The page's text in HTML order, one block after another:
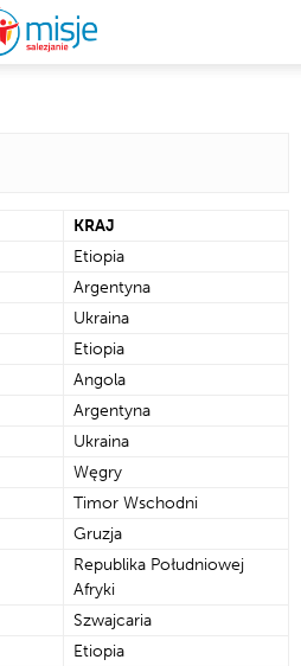
KRAJ
Etiopia
Argentyna
Ukraina
Etiopia
Angola
Argentyna
Ukraina
Węgry
Timor Wschodni
Gruzja
Republika Południowej
Afryki
Szwajcaria
Etiopia